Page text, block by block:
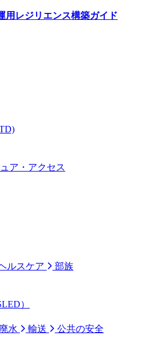
用レジリエンス構築ガイド
ア・アクセス
ルスケア 部族
）
水 輸送 公共の安全